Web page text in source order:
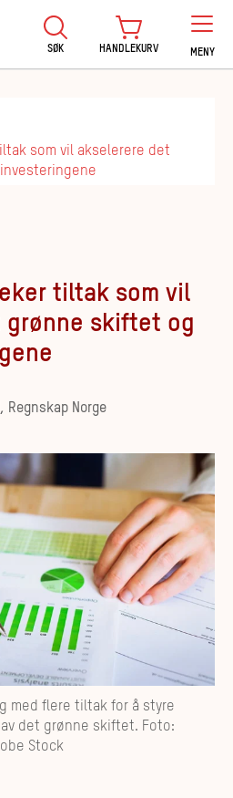
SØK HANDLEKURV MENY
som vil akselerere det
tiltak som vil
grønne skiftet og
Regnskap Norge
med flere tiltak for å styre
det grønne skiftet. Foto:
Stock